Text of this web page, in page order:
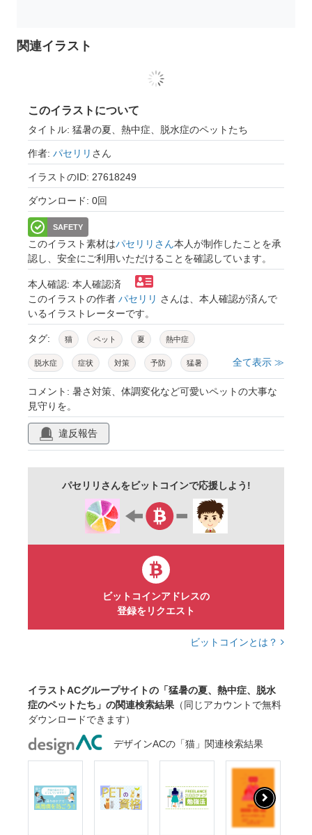
関連イラスト
このイラストについて
タイトル: 猛暑の夏、熱中症、脱水症のペットたち
作者: パセリリ さん
イラストのID: 27618249
ダウンロード: 0回
SAFETY
このイラスト素材はパセリリさん本人が制作したことを承
認し、安全にご利用いただけることを確認しています。
本人確認: 本人確認済
このイラストの作者 パセリリ さんは、本人確認が済んで
いるイラストレーターです。
タグ: 猫 ペット 夏 熱中症
脱水症 症状 対策 予防 猛暑
見守り 体調 ニャンコ 子猫
可愛い
アクセント 余白
全て表示 ≫
コメント: 暑さ対策、体調変化など可愛いペットの大事な
見守りを。
違反報告
パセリリさんをビットコインで応援しよう!
ビットコインアドレスの
登録をリクエスト
ビットコインとは？
イラストACグループサイトの「猛暑の夏、熱中症、脱水
症のペットたち」の関連検索結果 （同じアカウントで無料
ダウンロードできます）
デザインACの「猫」関連検索結果